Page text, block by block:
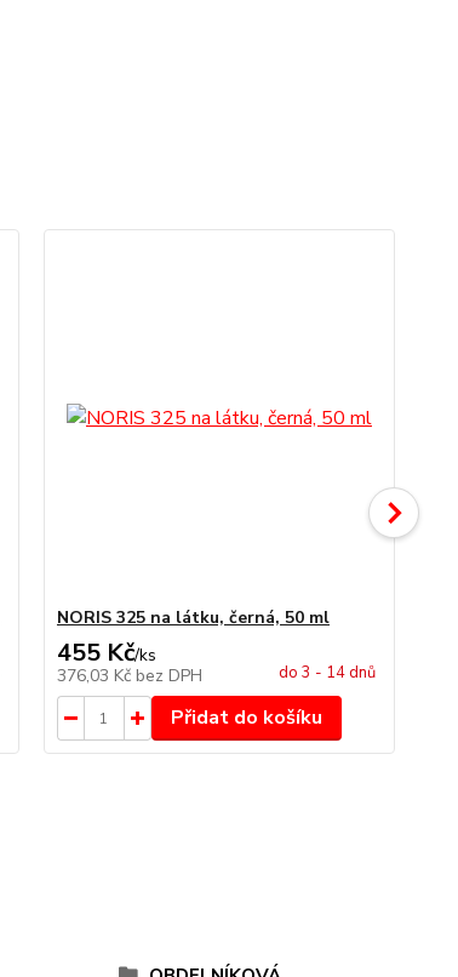
NORIS 325 na látku, černá, 50 ml
455 Kč/ks
376,03 Kč bez DPH do 3 - 14 dnů
Přidat do košíku